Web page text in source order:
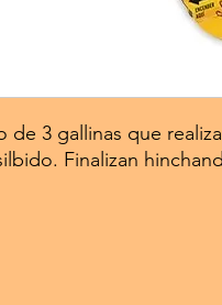
de 3 gallinas que
Finalizan